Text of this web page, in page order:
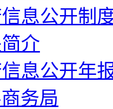
息公开制
介
息公开年
务局